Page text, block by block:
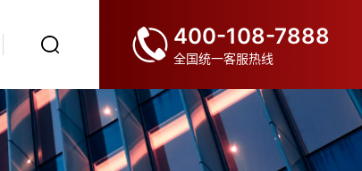
400-108-7888
全国统一客服热线